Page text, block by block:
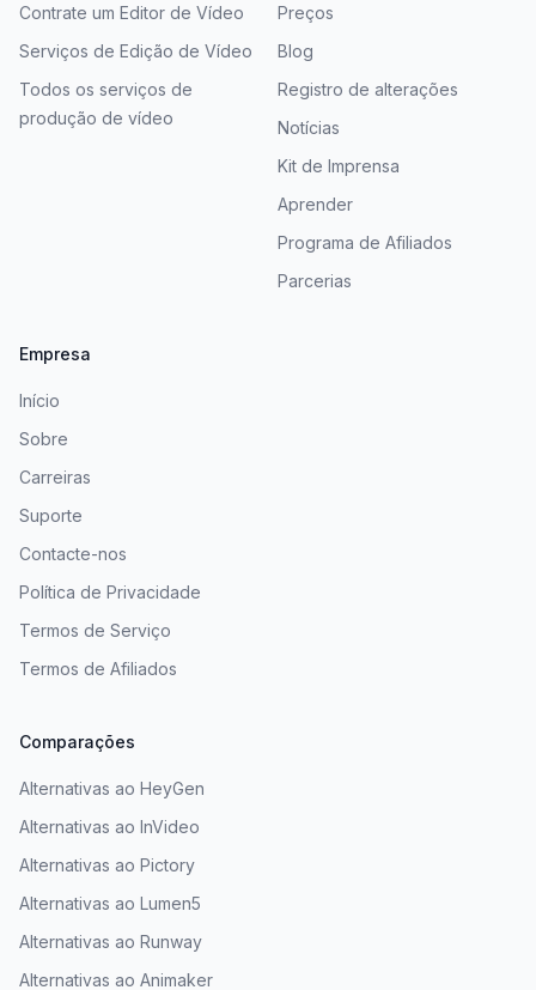
Contrate um Editor de Vídeo
Serviços de Edição de Vídeo
Todos os serviços de
produção de vídeo
Preços
Blog
Registro de alterações
Notícias
Kit de Imprensa
Aprender
Programa de Afiliados
Parcerias
Empresa
Início
Sobre
Carreiras
Suporte
Contacte-nos
Política de Privacidade
Termos de Serviço
Termos de Afiliados
Comparações
Alternativas ao HeyGen
Alternativas ao InVideo
Alternativas ao Pictory
Alternativas ao Lumen5
Alternativas ao Runway
Alternativas ao Animaker